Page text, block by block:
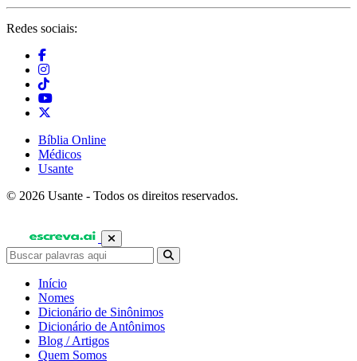
Redes sociais:
Bíblia Online
Médicos
Usante
© 2026 Usante - Todos os direitos reservados.
Início
Nomes
Dicionário de Sinônimos
Dicionário de Antônimos
Blog / Artigos
Quem Somos